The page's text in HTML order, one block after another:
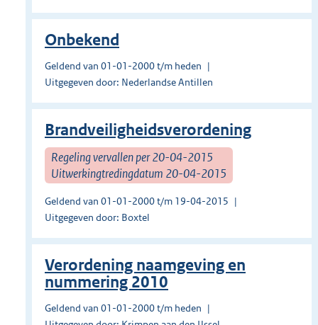
Onbekend
Geldend van 01-01-2000 t/m heden
Uitgegeven door: Nederlandse Antillen
Brandveiligheidsverordening
Regeling vervallen per 20-04-2015
Uitwerkingtredingdatum 20-04-2015
Geldend van 01-01-2000 t/m 19-04-2015
Uitgegeven door: Boxtel
Verordening naamgeving en
nummering 2010
Geldend van 01-01-2000 t/m heden